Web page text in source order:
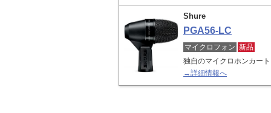
Shure
PGA56-LC
マイクロフォン 新品
独自のマイクロホンカー
→詳細情報へ